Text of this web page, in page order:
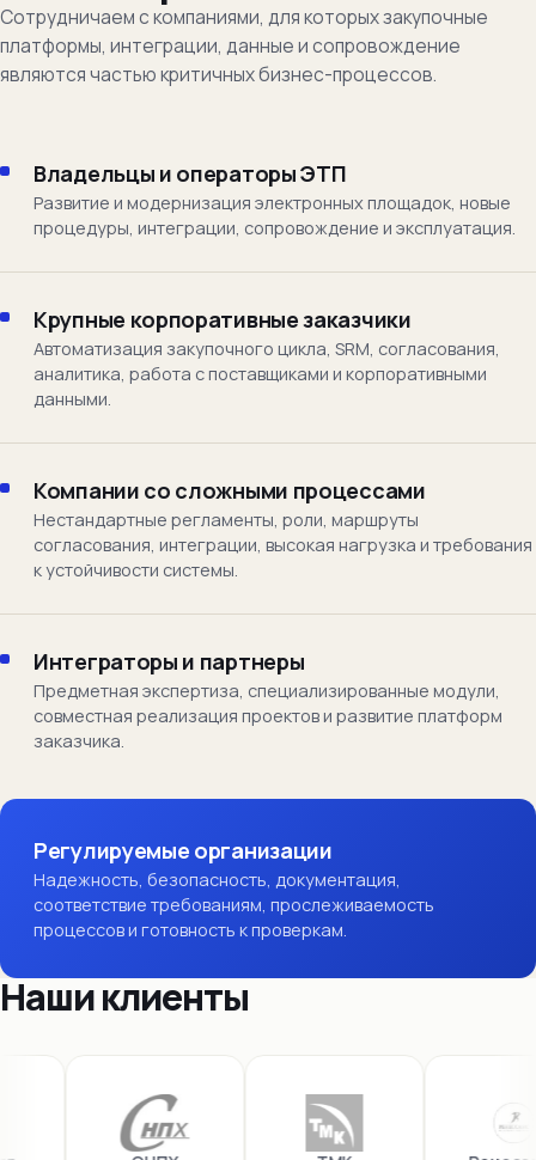
Сотрудничаем с компаниями, для которых закупочные
платформы, интеграции, данные и сопровождение
являются частью критичных бизнес-процессов.
Владельцы и операторы ЭТП
Развитие и модернизация электронных площадок, новые
процедуры, интеграции, сопровождение и эксплуатация.
Крупные корпоративные заказчики
Автоматизация закупочного цикла, SRM, согласования,
аналитика, работа с поставщиками и корпоративными
данными.
Компании со сложными процессами
Нестандартные регламенты, роли, маршруты
согласования, интеграции, высокая нагрузка и требования
к устойчивости системы.
Интеграторы и партнеры
Предметная экспертиза, специализированные модули,
совместная реализация проектов и развитие платформ
заказчика.
Регулируемые организации
Надежность, безопасность, документация,
соответствие требованиям, прослеживаемость
процессов и готовность к проверкам.
Наши клиенты